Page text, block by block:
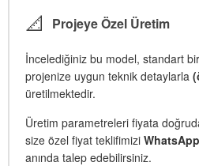
📐 Projeye Özel Üretim
İncelediğiniz bu model, standart
projenize uygun teknik detaylarla
üretilmektedir.
Üretim parametreleri fiyata
size özel fiyat teklifimizi
anında talep edebilirsiniz.